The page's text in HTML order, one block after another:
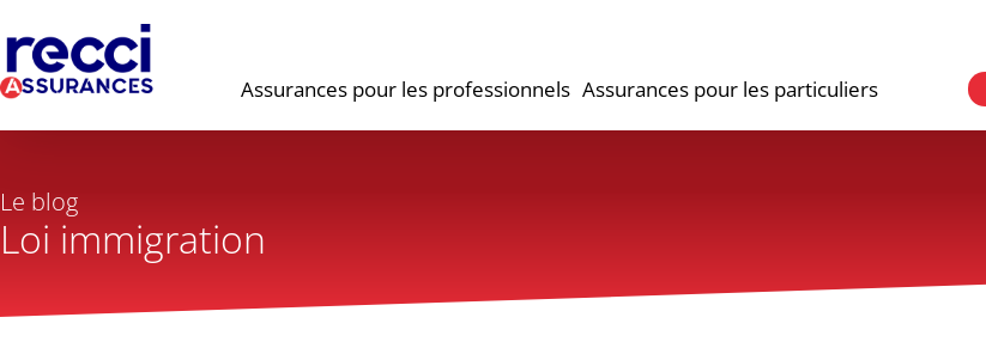
Assurances pour les professionnels Assurances pour les particuliers
Le blog
Loi immigration